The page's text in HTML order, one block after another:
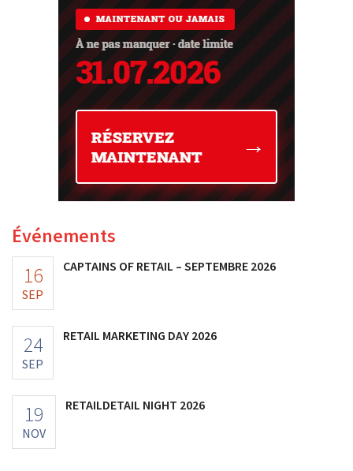
Événements
16
SEP
CAPTAINS OF RETAIL – SEPTEMBRE 2026
24
SEP
RETAIL MARKETING DAY 2026
19
NOV
RETAILDETAIL NIGHT 2026